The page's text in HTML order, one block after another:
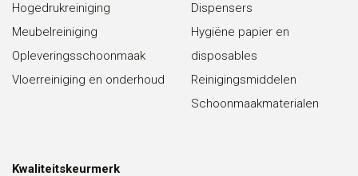
Hogedrukreiniging
Meubelreiniging
Opleveringsschoonmaak
Vloerreiniging en onderhoud
Dispensers
Hygiëne papier en
disposables
Reinigingsmiddelen
Schoonmaakmaterialen
Kwaliteitskeurmerk